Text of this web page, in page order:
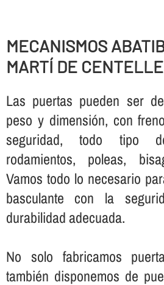
MECANISMOS
MARTÍ DE
Las puertas pueden ser
peso y dimensión, con
seguridad, todo tipo
rodamientos, poleas,
Vamos todo lo necesario
basculante con la
durabilidad adecuada.
No solo fabricamos
también disponemos de